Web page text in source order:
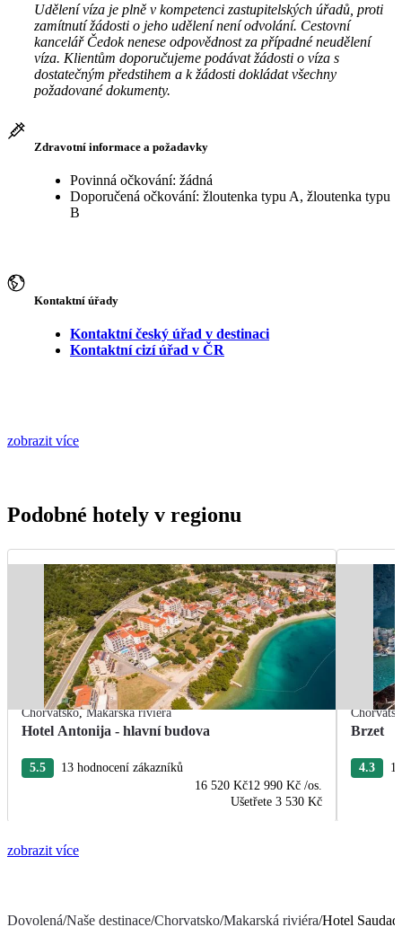
Udělení víza je plně v kompetenci zastupitelských úřadů, proti
zamítnutí žádosti o jeho udělení není odvolání. Cestovní
kancelář Čedok nenese odpovědnost za případné neudělení
víza. Klientům doporučujeme podávat žádosti o víza s
dostatečným předstihem a k žádosti dokládat všechny
požadované dokumenty.
Zdravotní informace a požadavky
Povinná očkování: žádná
Doporučená očkování: žloutenka typu A, žloutenka typu
B
Kontaktní úřady
Kontaktní český úřad v destinaci
Kontaktní cizí úřad v ČR
zobrazit více
Podobné hotely v regionu
Chorvatsko,Makarská riviéra
Hotel Antonija - hlavní budova
5.5
13 hodnocení zákazníků
16 520 Kč12 990 Kč /os.
Ušetřete 3 530 Kč
Brzet
4.3
zobrazit více
Dovolená/Naše destinace/Chorvatsko/Makarská riviéra/Hotel